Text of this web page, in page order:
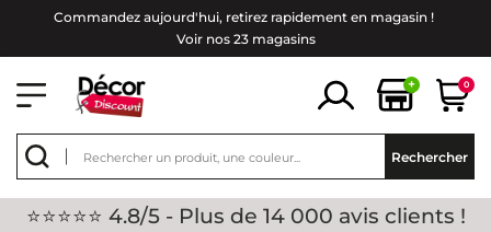
Commandez aujourd'hui, retirez rapidement en magasin !
Voir nos 23 magasins
+ 0
Rechercher
⭐⭐⭐⭐⭐ 4.8/5 - Plus de 14 000 avis clients !